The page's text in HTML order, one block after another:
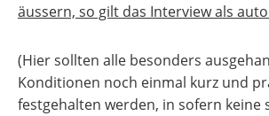
äussern, so gilt das Interview als
(Hier sollten alle besonders
Konditionen noch einmal kurz und
festgehalten werden, in sofern keine